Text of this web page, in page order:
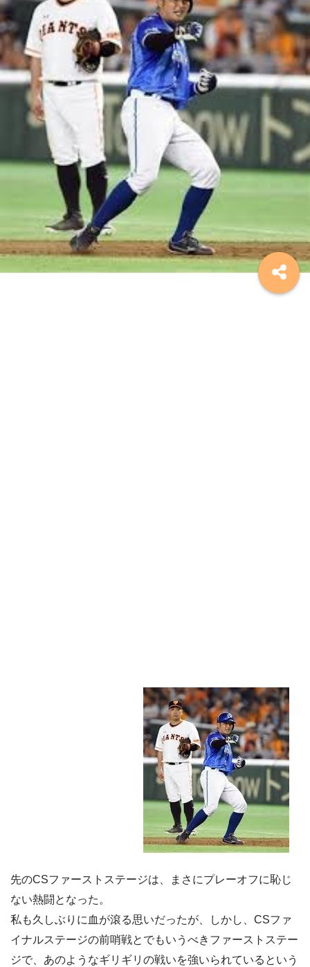
先のCSファーストステージは、まさにプレーオフに恥じ
ない熱闘となった。
私も久しぶりに血が滾る思いだったが、しかし、CSファ
イナルステージの前哨戦とでもいうべきファーストステー
ジで、あのようなギリギリの戦いを強いられているという